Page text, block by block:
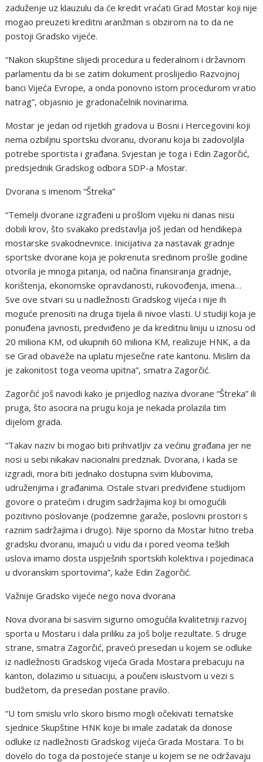
zaduženje uz klauzulu da će kredit vraćati Grad Mostar koji nije
mogao preuzeti kreditni aranžman s obzirom na to da ne
postoji Gradsko vijeće.
“Nakon skupštine slijedi procedura u federalnom i državnom
parlamentu da bi se zatim dokument proslijedio Razvojnoj
banci Vijeća Evrope, a onda ponovno istom procedurom vratio
natrag”, objasnio je gradonačelnik novinarima.
Mostar je jedan od rijetkih gradova u Bosni i Hercegovini koji
nema ozbiljnu sportsku dvoranu, dvoranu koja bi zadovoljila
potrebe sportista i građana. Svjestan je toga i Edin Zagorčić,
predsjednik Gradskog odbora SDP-a Mostar.
Dvorana s imenom “Štreka”
“Temelji dvorane izgrađeni u prošlom vijeku ni danas nisu
dobili krov, što svakako predstavlja još jedan od hendikepa
mostarske svakodnevnice. Inicijativa za nastavak gradnje
sportske dvorane koja je pokrenuta sredinom prošle godine
otvorila je mnoga pitanja, od načina finansiranja gradnje,
korištenja, ekonomske opravdanosti, rukovođenja, imena…
Sve ove stvari su u nadležnosti Gradskog vijeća i nije ih
moguće prenositi na druga tijela ili nivoe vlasti. U studiji koja je
ponuđena javnosti, predviđeno je da kreditnu liniju u iznosu od
20 miliona KM, od ukupnih 60 miliona KM, realizuje HNK, a da
se Grad obaveže na uplatu mjesečne rate kantonu. Mislim da
je zakonitost toga veoma upitna”, smatra Zagorčić.
Zagorčić još navodi kako je prijedlog naziva dvorane “Štreka” ili
pruga, što asocira na prugu koja je nekada prolazila tim
dijelom grada.
“Takav naziv bi mogao biti prihvatljiv za većinu građana jer ne
nosi u sebi nikakav nacionalni predznak. Dvorana, i kada se
izgradi, mora biti jednako dostupna svim klubovima,
udruženjima i građanima. Ostale stvari predviđene studijom
govore o pratećim i drugim sadržajima koji bi omogućili
pozitivno poslovanje (podzemne garaže, poslovni prostori s
raznim sadržajima i drugo). Nije sporno da Mostar hitno treba
gradsku dvoranu, imajući u vidu da i pored veoma teških
uslova imamo dosta uspješnih sportskih kolektiva i pojedinaca
u dvoranskim sportovima”, kaže Edin Zagorčić.
Važnije Gradsko vijeće nego nova dvorana
Nova dvorana bi sasvim sigurno omogućila kvalitetniji razvoj
sporta u Mostaru i dala priliku za još bolje rezultate. S druge
strane, smatra Zagorčić, praveći presedan u kojem se odluke
iz nadležnosti Gradskog vijeća Grada Mostara prebacuju na
kanton, dolazimo u situaciju, a poučeni iskustvom u vezi s
budžetom, da presedan postane pravilo.
“U tom smislu vrlo skoro bismo mogli očekivati tematske
sjednice Skupštine HNK koje bi imale zadatak da donose
odluke iz nadležnosti Gradskog vijeća Grada Mostara. To bi
dovelo do toga da postojeće stanje u kojem se ne održavaju